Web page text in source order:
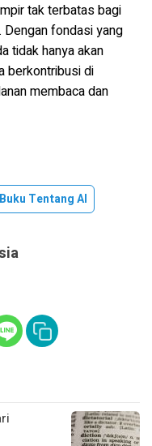
tak terbatas bagi
fondasi yang
tidak hanya akan
berkontribusi di
membaca dan
Tentang AI